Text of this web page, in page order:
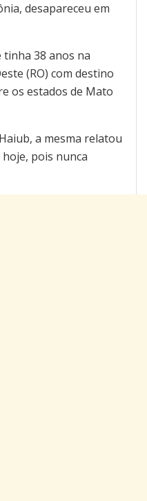
desapareceu em
38 anos na
(RO) com destino
os estados de Mato
a mesma relatou
pois nunca